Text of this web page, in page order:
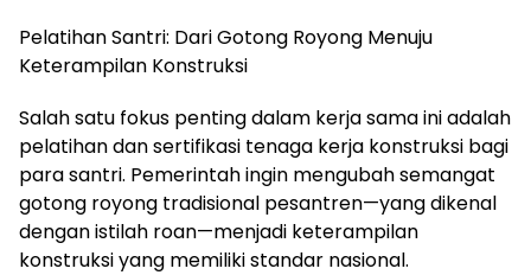
Pelatihan Santri: Dari Gotong Royong Menuju
Keterampilan Konstruksi
Salah satu fokus penting dalam kerja sama ini adalah
pelatihan dan sertifikasi tenaga kerja konstruksi bagi
para santri. Pemerintah ingin mengubah semangat
gotong royong tradisional pesantren—yang dikenal
dengan istilah roan—menjadi keterampilan
konstruksi yang memiliki standar nasional.